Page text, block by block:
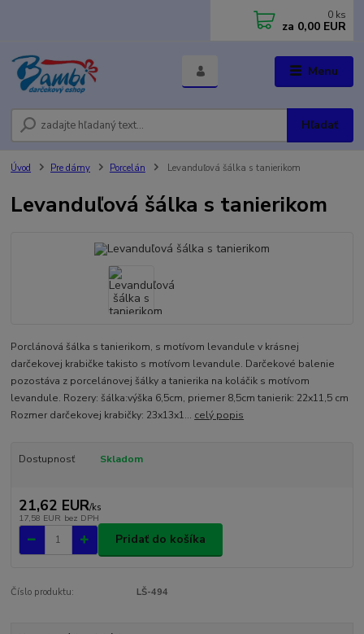
Menu
Hľadať
0 ks
za 0,00 EUR
Úvod Pre dámy Porcelán Levanduľová šálka s tanierikom
Levanduľová šálka s tanierikom
Porclánová šálka s tanierikom, s motívom levandule v krásnej
darčekovej krabičke takisto s motívom levandule. Darčekové balenie
pozostáva z porcelánovej šálky a tanierika na koláčik s motívom
levandule. Rozery: šálka:výška 6,5cm, priemer 8,5cm tanierik: 22x11,5 cm
Rozmer darčekovej krabičky: 23x13x1... celý popis
Dostupnosť Skladom
21,62 EUR/ks
17,58 EUR bez DPH
Pridať do košíka
Číslo produktu: LŠ-494